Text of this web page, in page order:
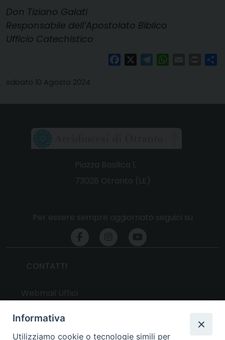
Don Tiziano Galati
Responsabile dell’Apostolato Biblico
Ufficio Catechistico
FacebookTelegramWhatsAppPrint
sabato 10 Agosto 2024
Informativa
Utilizziamo cookie o tecnologie simili per